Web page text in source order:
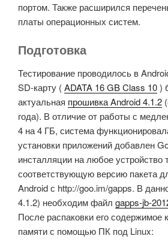
портом. Также расширился
платы операционных систем.
Подготовка
Тестирование проводилось в
SD-карту (ADATA 16 GB Class 10)
актуальная прошивка Android 4.1.2
года). В отличие от работы с
4 на 4 ГБ, система
установки приложений добавлен
инсталляции на любое устройство
соответствующую версию пакета
Android с http://goo.im/gapps. В
4.1.2) необходим файл gapps-jb-
После распаковки его содержимое
памяти с помощью ПК под Linux: